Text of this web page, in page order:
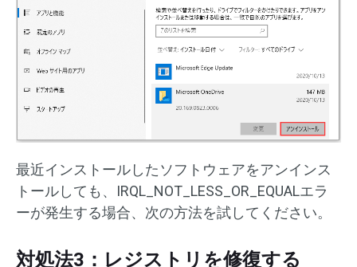
最近インストールしたソフトウェアをアンインス
トールしても、IRQL_NOT_LESS_OR_EQUALエラ
ーが発生する場合、次の方法を試してください。
対処法3：レジストリを修復する